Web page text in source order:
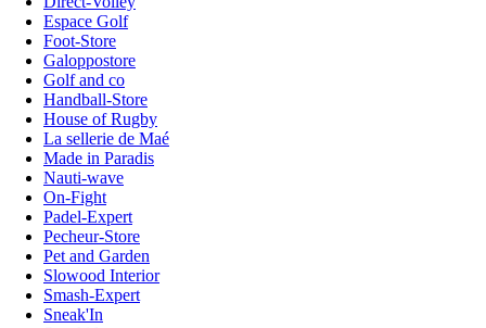
Espace Golf
Foot-Store
Galoppostore
Golf and co
Handball-Store
House of Rugby
La sellerie de Maé
Made in Paradis
Nauti-wave
On-Fight
Padel-Expert
Pecheur-Store
Pet and Garden
Slowood Interior
Smash-Expert
Sneak'In